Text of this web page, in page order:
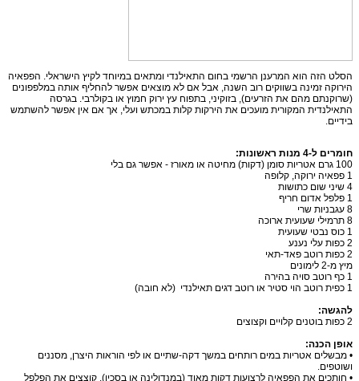
הסלט הזה הוא המרענן הרשמי בחום התאילנדי ומתאים במיוחד לקיץ הישראלי. הפפאיה
הירוקה זמינה בשווקים רוב השנה, אבל אם לא מוצאים אפשר להחליף אותה במלפפונים
(שרוקנתם מהם את הזרעים), בזוקיני, בתפוח עץ ירוק חמוץ או בקולרבי. בגרסה
התאילנדית המקורית מועכים את הירקות קלות במכתש ועלי, אך אם אין אפשר להשתמש
בידיים.
חומרים ל-4 מנות ראשונות:
100 גרם אטריות סומן (דקות) מחיטה או מאורז - אפשר גם בלי
1 פפאיה ירוקה, קלופה
4 שיני שום כתושות
1 פלפל אדום חריף
8 עגבניות שרי
8 תרמילי שעועית ארוכה
1 כוס נבטי שעועית
2 כפות עלי נענע
2 כפות רוטב פאד-תאי
מיץ מ-2 לימונים
1 כף רוטב סויה בהירה
1 כפית רוטב הוי סטיר או רוטב דגים תאילנדי (לא חובה)
להגשה:
2 כפות בוטנים קלויים וקצוצים
אופן הכנה:
• מבשלים אטריות במים רותחים במשך דקה-שתיים או לפי הוראות היצרן, מסננים
ושוטפים.
• חותכים את הפפאיה לרצועות דקות מאוד (במנדולינה או בסכין). קוצצים את הפלפל